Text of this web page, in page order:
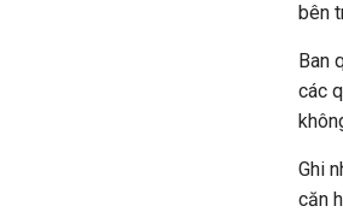
bên
Ban
các
Ghi
căn